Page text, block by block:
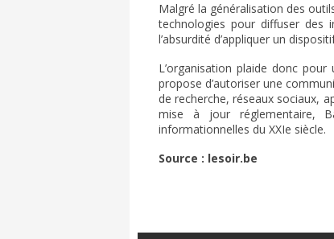
Malgré la généralisation des
technologies pour diffuser des
l’absurdité d’appliquer un
L’organisation plaide donc
propose d’autoriser une
de recherche, réseaux sociaux,
mise à jour réglementaire,
informationnelles du XXIe siècle.
Source : lesoir.be